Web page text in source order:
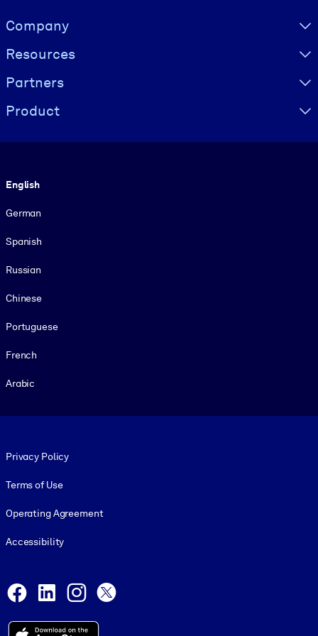
Visually hidden Text
Company
Resources
Partners
Product
English
German
Spanish
Russian
Chinese
Portuguese
French
Arabic
Privacy Policy
Terms of Use
Operating Agreement
Accessibility
Facebook
LinkedInInstagram